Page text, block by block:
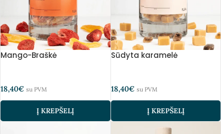
Mango-Braškė
18,40€ su PVM
Į KREPŠELĮ
Sūdyta karamelė
18,40€ su PVM
Į KREPŠELĮ